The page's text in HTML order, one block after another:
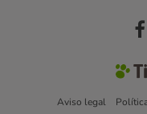
Aviso legal